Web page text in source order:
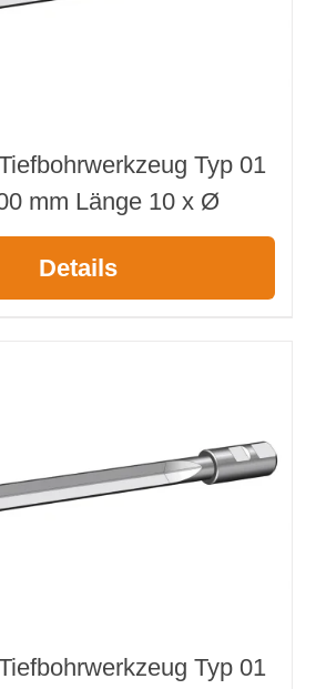
Typ 01
mm Länge 10 x Ø
Details
Typ 01